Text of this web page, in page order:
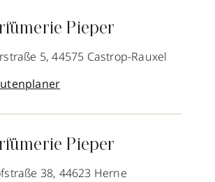
Pieper
5, 44575 Castrop-Rauxel
Pieper
38, 44623 Herne